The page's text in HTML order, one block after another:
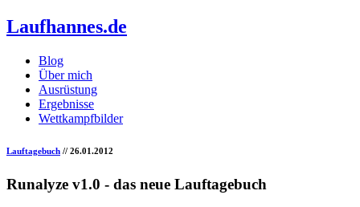
Laufhannes.de
Blog
Über mich
Ausrüstung
Ergebnisse
Wettkampfbilder
Lauftagebuch // 26.01.2012
Runalyze v1.0 - das neue Lauftagebuch